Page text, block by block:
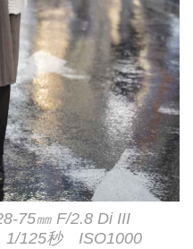
75㎜ F/2.8 Di III
125秒 ISO1000